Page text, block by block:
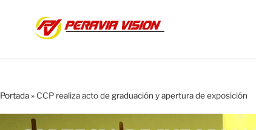
Portada» CCP realiza acto de graduación y apertura de exposición